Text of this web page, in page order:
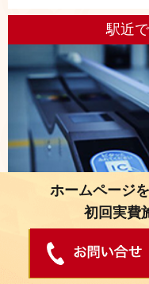
駅近
阪神線野田駅から徒歩1分！
ホームページ
初回実費